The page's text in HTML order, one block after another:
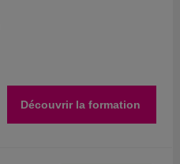
Découvrir la formation